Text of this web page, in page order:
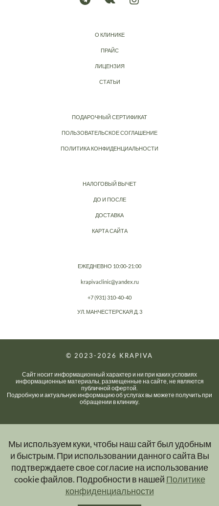
Мы используем куки, чтобы наш сайт был удобным
и быстрым. При использовании данного сайта Вы
подтверждаете свое согласие на использование
cookie файлов. Подробности в нашей Политике
конфиденциальности
О КЛИНИКЕ
ПРАЙС
ЛИЦЕНЗИЯ
СТАТЬИ
ПОДАРОЧНЫЙ СЕРТИФИКАТ
ПОЛЬЗОВАТЕЛЬСКОЕ СОГЛАШЕНИЕ
ПОЛИТИКА КОНФИДЕНЦИАЛЬНОСТИ
НАЛОГОВЫЙ ВЫЧЕТ
ДО И ПОСЛЕ
ДОСТАВКА
КАРТА САЙТА
ЕЖЕДНЕВНО 10:00-21:00
krapivaclinic@yandex.ru
+7 (931) 310-40-40
УЛ. МАНЧЕСТЕРСКАЯ Д. 3
© 2023-2026 KRAPIVA
Сайт носит информационный характер и ни при каких условиях
информационные материалы, размещенные на сайте, не являются
публичной офертой.
Подробную и актуальную информацию об услугах вы можете получить при
обращении в клинику.